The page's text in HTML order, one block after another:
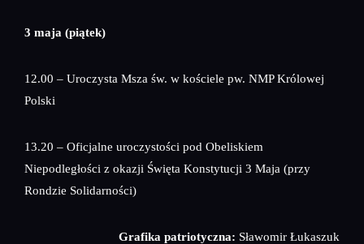
3 maja (piątek)
12.00 – Uroczysta Msza św. w kościele pw. NMP Królowej
Polski
13.20 – Oficjalne uroczystości pod Obeliskiem
Niepodległości z okazji Święta Konstytucji 3 Maja (przy
Rondzie Solidarności)
Grafika patriotyczna: Sławomir Łukaszuk